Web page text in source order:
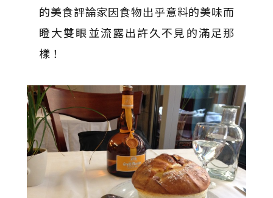
的美食評論家因食物出乎意料的美味而
瞪大雙眼並流露出許久不見的滿足那
樣！